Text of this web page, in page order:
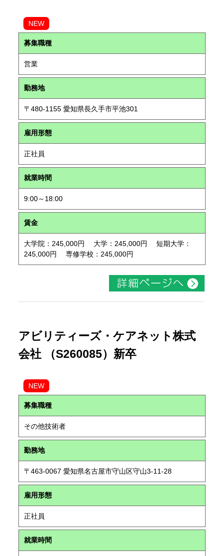
NEW
募集職種
営業
勤務地
〒480-1155 愛知県長久手市平池301
雇用形態
正社員
就業時間
9:00～18:00
賃金
大学院：245,000円 大学：245,000円 短期大学：
245,000円 専修学校：245,000円
アビリティーズ・ケアネット株式
会社 （S260085）新卒
NEW
募集職種
その他技術者
勤務地
〒463-0067 愛知県名古屋市守山区守山3-11-28
雇用形態
正社員
就業時間